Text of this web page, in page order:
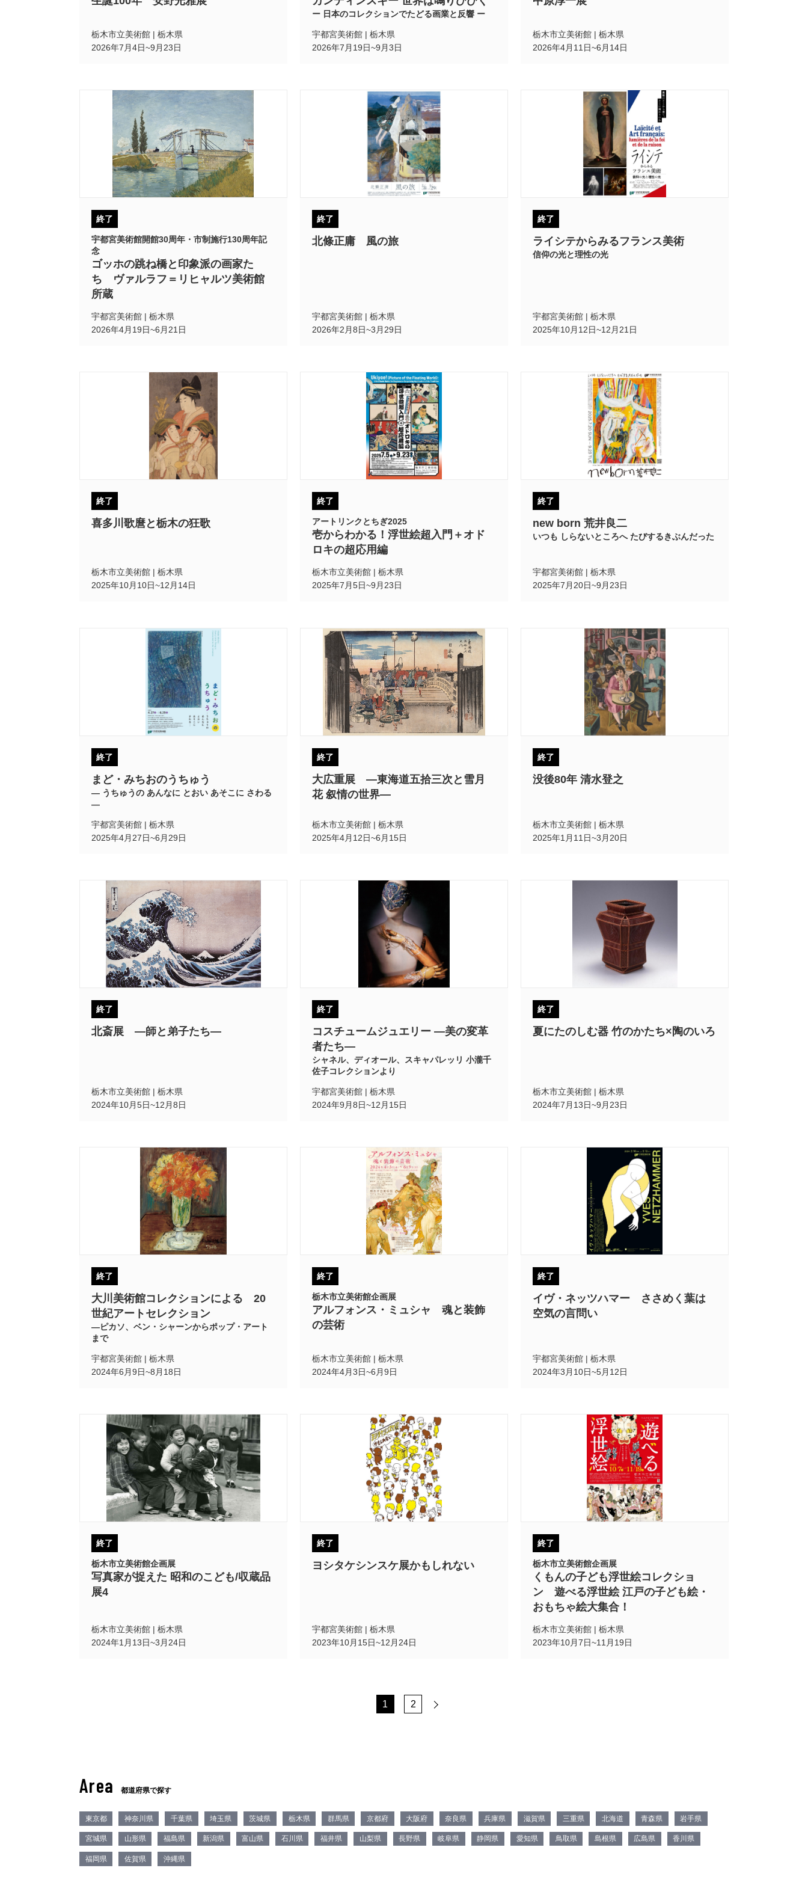
POLICY COMPANY
栃木市立美術館 | 栃木県
2026年7月4日~9月23日
ー 日本のコレクションでたどる画業と反響 ー
宇都宮美術館 | 栃木県
2026年7月19日~9月3日
栃木市立美術館 | 栃木県
2026年4月11日~6月14日
終了
宇都宮美術館開館30周年・市制施行130周年記
念
ゴッホの跳ね橋と印象派の画家た
ち ヴァルラフ＝リヒャルツ美術館
所蔵
宇都宮美術館 | 栃木県
2026年4月19日~6月21日
終了
北條正庸 風の旅
宇都宮美術館 | 栃木県
2026年2月8日~3月29日
終了
ライシテからみるフランス美術
信仰の光と理性の光
宇都宮美術館 | 栃木県
2025年10月12日~12月21日
終了
喜多川歌麿と栃木の狂歌
栃木市立美術館 | 栃木県
2025年10月10日~12月14日
終了
アートリンクとちぎ2025
壱からわかる！浮世絵超入門＋オド
ロキの超応用編
栃木市立美術館 | 栃木県
2025年7月5日~9月23日
終了
new born 荒井良二
いつも しらないところへ たびするきぶんだった
宇都宮美術館 | 栃木県
2025年7月20日~9月23日
終了
まど・みちおのうちゅう
― うちゅうの あんなに とおい あそこに さわる
―
宇都宮美術館 | 栃木県
2025年4月27日~6月29日
終了
大広重展 ―東海道五拾三次と雪月
花 叙情の世界―
栃木市立美術館 | 栃木県
2025年4月12日~6月15日
終了
没後80年 清水登之
栃木市立美術館 | 栃木県
2025年1月11日~3月20日
終了
北斎展 ―師と弟子たち―
栃木市立美術館 | 栃木県
2024年10月5日~12月8日
終了
コスチュームジュエリー ―美の変革
者たち―
シャネル、ディオール、スキャパレッリ 小瀧千
佐子コレクションより
宇都宮美術館 | 栃木県
2024年9月8日~12月15日
終了
夏にたのしむ器 竹のかたち×陶のいろ
栃木市立美術館 | 栃木県
2024年7月13日~9月23日
終了
大川美術館コレクションによる 20
世紀アートセレクション
―ピカソ、ベン・シャーンからポップ・アート
まで
宇都宮美術館 | 栃木県
2024年6月9日~8月18日
終了
栃木市立美術館企画展
アルフォンス・ミュシャ 魂と装飾
の芸術
栃木市立美術館 | 栃木県
2024年4月3日~6月9日
終了
イヴ・ネッツハマー ささめく葉は
空気の言問い
宇都宮美術館 | 栃木県
2024年3月10日~5月12日
終了
栃木市立美術館企画展
写真家が捉えた 昭和のこども/収蔵品
展4
栃木市立美術館 | 栃木県
2024年1月13日~3月24日
終了
ヨシタケシンスケ展かもしれない
宇都宮美術館 | 栃木県
2023年10月15日~12月24日
終了
栃木市立美術館企画展
くもんの子ども浮世絵コレクショ
ン 遊べる浮世絵 江戸の子ども絵・
おもちゃ絵大集合！
栃木市立美術館 | 栃木県
2023年10月7日~11月19日
1 2
Area 都道府県で探す
東京都 神奈川県 千葉県 埼玉県 茨城県 栃木県 群馬県 京都府 大阪府 奈良県 兵庫県 滋賀県 三重県 北海道 青森県 岩手県
宮城県 山形県 福島県 新潟県 富山県 石川県 福井県 山梨県 長野県 岐阜県 静岡県 愛知県 鳥取県 島根県 広島県 香川県
福岡県 佐賀県 沖縄県